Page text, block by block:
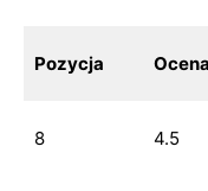
Pozycja Ocena
8 4.5